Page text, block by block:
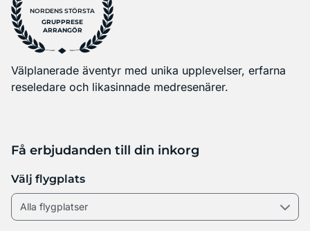
NORDENS STÖRSTA
GRUPPRESE
ARRANGÖR
Välplanerade äventyr med unika upplevelser, erfarna
reseledare och likasinnade medresenärer.
Få erbjudanden till din inkorg
Välj flygplats